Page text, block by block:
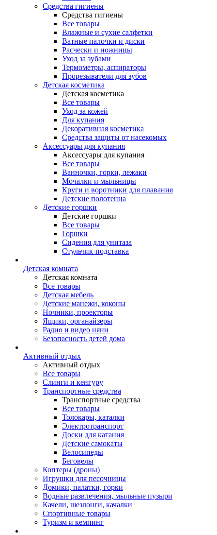
Средства гигиены
Средства гигиены
Все товары
Влажные и сухие салфетки
Ватные палочки и диски
Расчески и ножницы
Уход за зубами
Термометры, аспираторы
Прорезыватели для зубов
Детская косметика
Детская косметика
Все товары
Уход за кожей
Для купания
Декоративная косметика
Средства защиты от насекомых
Аксессуары для купания
Аксессуары для купания
Все товары
Ванночки, горки, лежаки
Мочалки и мыльницы
Круги и воротники для плавания
Детские полотенца
Детские горшки
Детские горшки
Все товары
Горшки
Сидения для унитаза
Стульчик-подставка
Детская комната
Детская комната
Все товары
Детская мебель
Детские манежи, коконы
Ночники, проекторы
Ящики, органайзеры
Радио и видео няни
Безопасность детей дома
Активный отдых
Активный отдых
Все товары
Слинги и кенгуру
Транспортные средства
Транспортные средства
Все товары
Толокары, каталки
Электротранспорт
Доски для катания
Детские самокаты
Велосипеды
Беговелы
Коптеры (дроны)
Игрушки для песочницы
Домики, палатки, горки
Водные развлечения, мыльные пузыри
Качели, шезлонги, качалки
Спортивные товары
Туризм и кемпинг